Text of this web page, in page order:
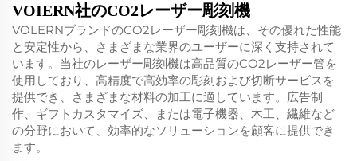
VOIERN社のCO2レーザー彫刻機
VOLERNブランドのCO2レーザー彫刻機は、その優れた性能
と安定性から、さまざまな業界のユーザーに深く支持されて
います。当社のレーザー彫刻機は高品質のCO2レーザー管を
使用しており、高精度で高効率の彫刻および切断サービスを
提供でき、さまざまな材料の加工に適しています。広告制
作、ギフトカスタマイズ、または電子機器、木工、繊維など
の分野において、効率的なソリューションを顧客に提供でき
ます。